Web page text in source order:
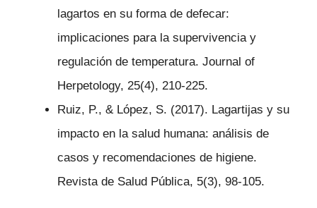
lagartos en su forma de defecar:
implicaciones para la supervivencia y
regulación de temperatura. Journal of
Herpetology, 25(4), 210-225.
Ruiz, P., & López, S. (2017). Lagartijas y su
impacto en la salud humana: análisis de
casos y recomendaciones de higiene.
Revista de Salud Pública, 5(3), 98-105.